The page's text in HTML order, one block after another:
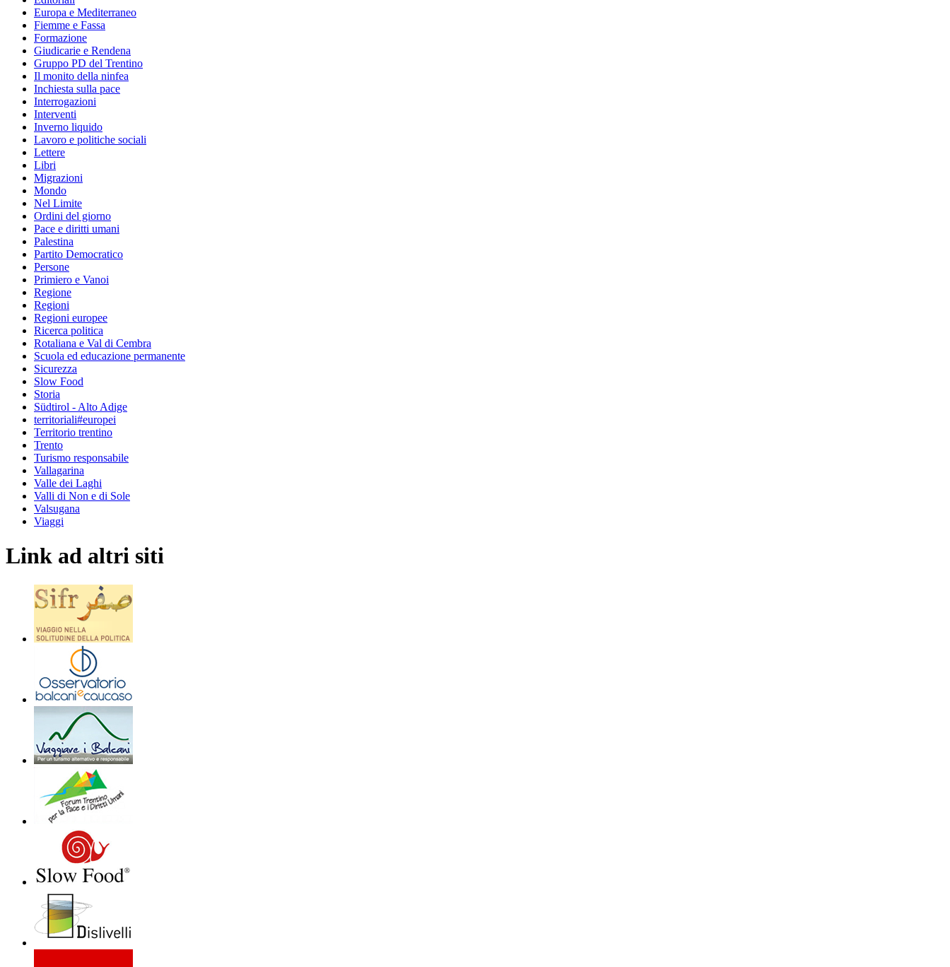
Europa e Mediterraneo
Fiemme e Fassa
Formazione
Giudicarie e Rendena
Gruppo PD del Trentino
Il monito della ninfea
Inchiesta sulla pace
Interrogazioni
Interventi
Inverno liquido
Lavoro e politiche sociali
Lettere
Libri
Migrazioni
Mondo
Nel Limite
Ordini del giorno
Pace e diritti umani
Palestina
Partito Democratico
Persone
Primiero e Vanoi
Regione
Regioni
Regioni europee
Ricerca politica
Rotaliana e Val di Cembra
Scuola ed educazione permanente
Sicurezza
Slow Food
Storia
Südtirol - Alto Adige
territoriali#europei
Territorio trentino
Trento
Turismo responsabile
Vallagarina
Valle dei Laghi
Valli di Non e di Sole
Valsugana
Viaggi
Link ad altri siti